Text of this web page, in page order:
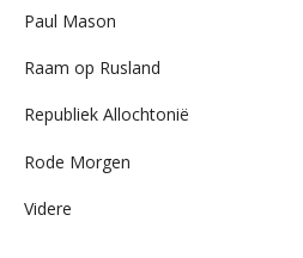
Paul Mason
Raam op Rusland
Republiek Allochtonië
Rode Morgen
Videre